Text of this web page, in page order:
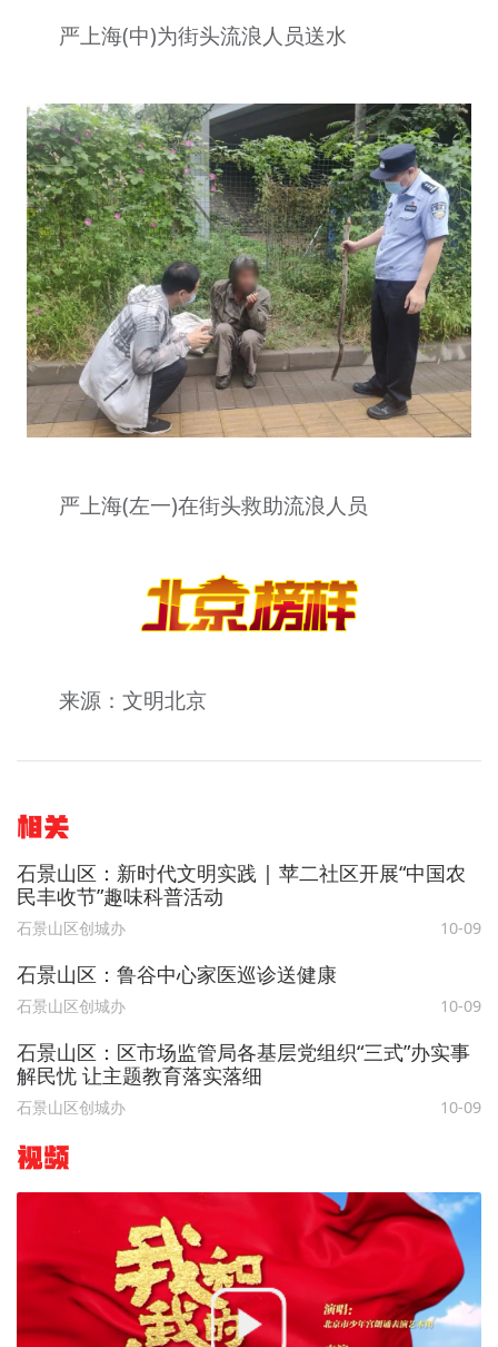
严上海(中)为街头流浪人员送水
严上海(左一)在街头救助流浪人员
来源：文明北京
相关
石景山区：新时代文明实践 | 苹二社区开展“中国农
民丰收节”趣味科普活动
石景山区创城办 10-09
石景山区：鲁谷中心家医巡诊送健康
石景山区创城办 10-09
石景山区：区市场监管局各基层党组织“三式”办实事
解民忧 让主题教育落实落细
石景山区创城办 10-09
视频